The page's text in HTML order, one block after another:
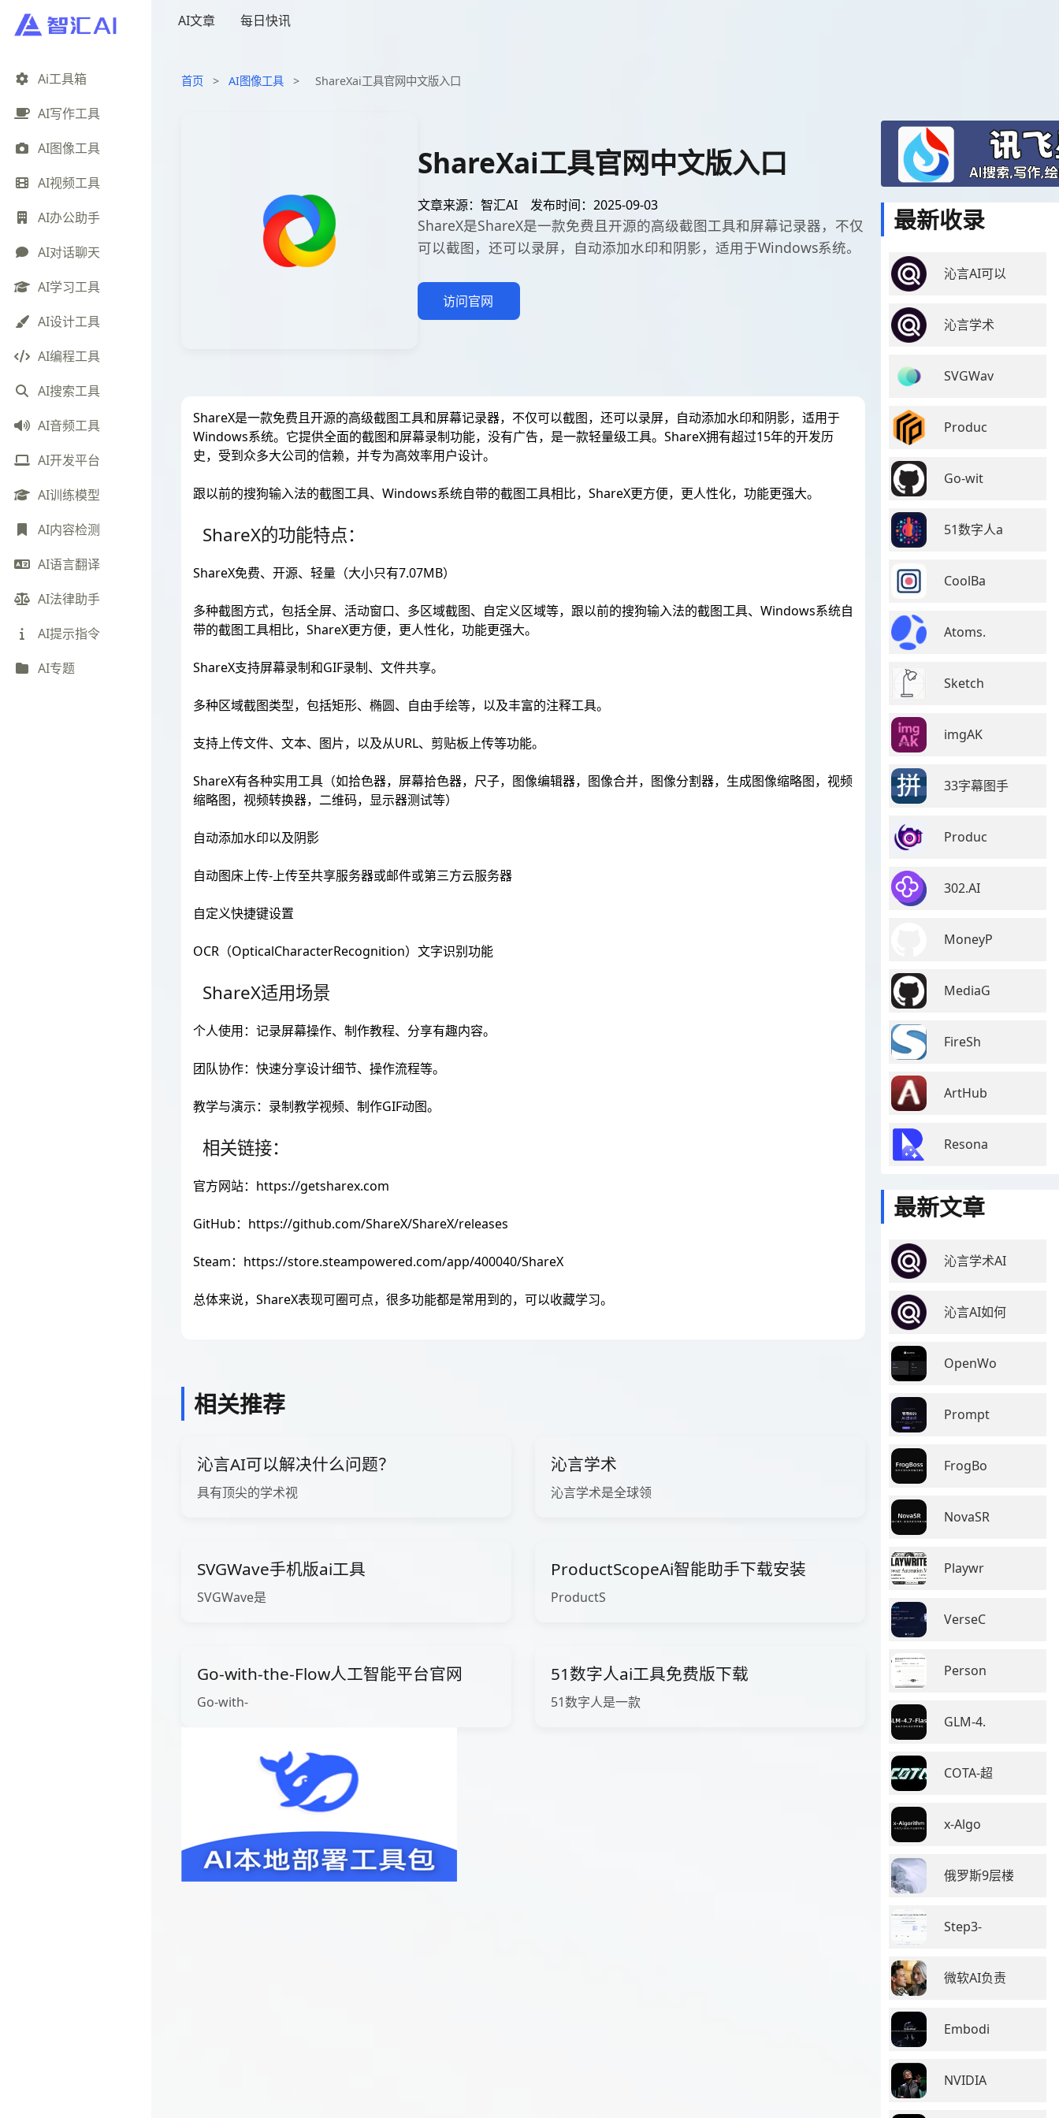
Ai工具箱
AI写作工具
AI图像工具
AI视频工具
AI办公助手
AI对话聊天
AI学习工具
AI设计工具
AI编程工具
AI搜索工具
AI音频工具
AI开发平台
AI训练模型
AI内容检测
AI语言翻译
AI法律助手
AI提示指令
AI专题
AI文章 每日快讯
首页 > AI图像工具 > ShareXai工具官网中文版入口
ShareXai工具官网中文版入口
文章来源：智汇AI 发布时间：2025-09-03
ShareX是ShareX是一款免费且开源的高级截图工具和屏幕记录器，不仅
可以截图，还可以录屏，自动添加水印和阴影，适用于Windows系统。
访问官网
ShareX是一款免费且开源的高级截图工具和屏幕记录器，不仅可以截图，还可以录屏，自动添加水印和阴影，适用于
Windows系统。它提供全面的截图和屏幕录制功能，没有广告，是一款轻量级工具。ShareX拥有超过15年的开发历
史，受到众多大公司的信赖，并专为高效率用户设计。
跟以前的搜狗输入法的截图工具、Windows系统自带的截图工具相比，ShareX更方便，更人性化，功能更强大。
ShareX的功能特点：
ShareX免费、开源、轻量（大小只有7.07MB）
多种截图方式，包括全屏、活动窗口、多区域截图、自定义区域等，跟以前的搜狗输入法的截图工具、Windows系统自
带的截图工具相比，ShareX更方便，更人性化，功能更强大。
ShareX支持屏幕录制和GIF录制、文件共享。
多种区域截图类型，包括矩形、椭圆、自由手绘等，以及丰富的注释工具。
支持上传文件、文本、图片，以及从URL、剪贴板上传等功能。
ShareX有各种实用工具（如拾色器，屏幕拾色器，尺子，图像编辑器，图像合并，图像分割器，生成图像缩略图，视频
缩略图，视频转换器，二维码，显示器测试等）
自动添加水印以及阴影
自动图床上传-上传至共享服务器或邮件或第三方云服务器
自定义快捷键设置
OCR（OpticalCharacterRecognition）文字识别功能
ShareX适用场景
个人使用：记录屏幕操作、制作教程、分享有趣内容。
团队协作：快速分享设计细节、操作流程等。
教学与演示：录制教学视频、制作GIF动图。
相关链接：
官方网站：https://getsharex.com
GitHub：https://github.com/ShareX/ShareX/releases
Steam：https://store.steampowered.com/app/400040/ShareX
总体来说，ShareX表现可圈可点，很多功能都是常用到的，可以收藏学习。
相关推荐
沁言AI可以解决什么问题？
具有顶尖的学术视
沁言学术
沁言学术是全球领
SVGWave手机版ai工具
SVGWave是
ProductScopeAi智能助手下载安装
ProductS
Go-with-the-Flow人工智能平台官网
Go-with-
51数字人ai工具免费版下载
51数字人是一款
最新收录
沁言AI可以
沁言学术
SVGWav
Produc
Go-wit
51数字人a
CoolBa
Atoms.
Sketch
imgAK
33字幕图手
Produc
302.AI
MoneyP
MediaG
FireSh
ArtHub
Resona
最新文章
沁言学术AI
沁言AI如何
OpenWo
Prompt
FrogBo
NovaSR
Playwr
VerseC
Person
GLM-4.
COTA-超
x-Algo
俄罗斯9层楼
Step3-
微软AI负责
Embodi
NVIDIA